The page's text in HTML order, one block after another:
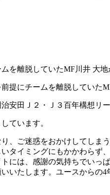
を離脱していたMF川井 大
提にチームを離脱していた
安田Ｊ２・Ｊ３百年構想リ
ています。
、ご迷惑をおかけしてし
タイミングにもかかわらず
には、感謝の気持ちでい
いたします。ユースからの4